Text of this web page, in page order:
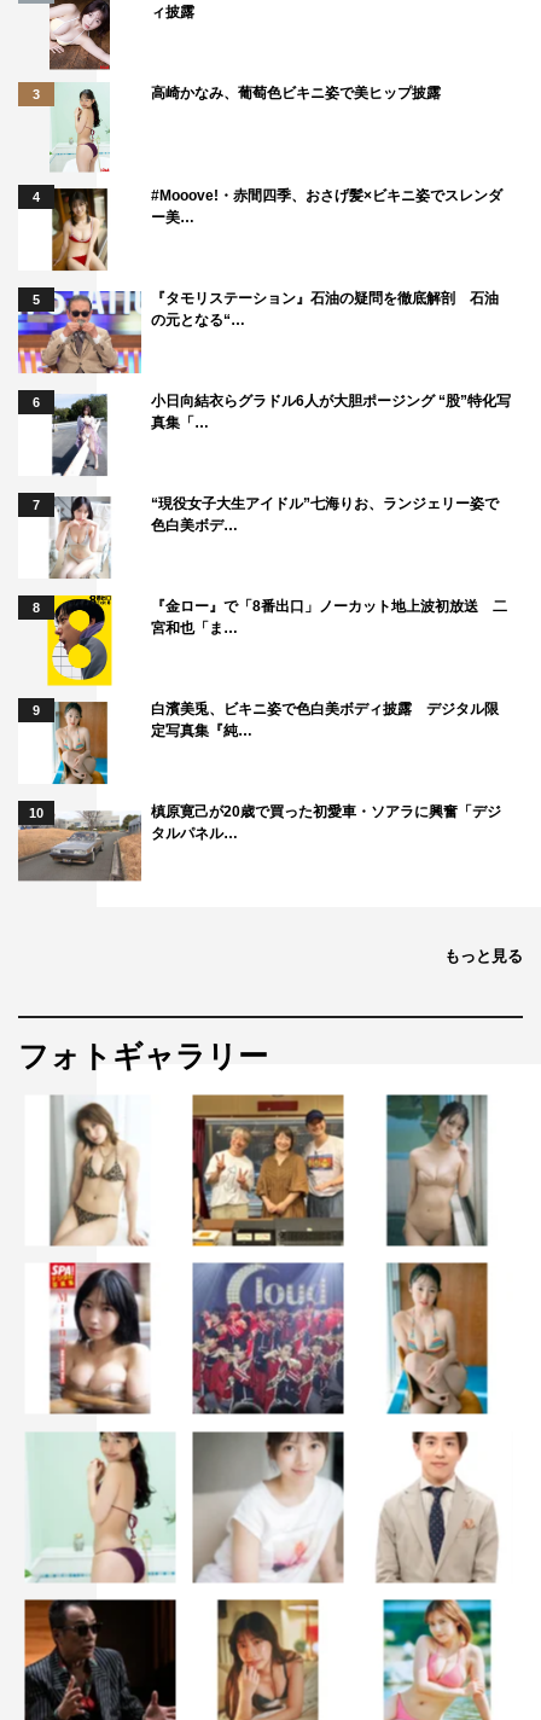
ィ披露
3 高崎かなみ、葡萄色ビキニ姿で美ヒップ披露
4
#Mooove!・赤間四季、おさげ髪×ビキニ姿でスレンダ
ー美…
5
『タモリステーション』石油の疑問を徹底解剖 石油
の元となる“…
6
小日向結衣らグラドル6人が大胆ポージング “股”特化写
真集「…
7
“現役女子大生アイドル”七海りお、ランジェリー姿で
色白美ボデ…
8
『金ロー』で「8番出口」ノーカット地上波初放送 二
宮和也「ま…
9
白濱美兎、ビキニ姿で色白美ボディ披露 デジタル限
定写真集『純…
10
槙原寛己が20歳で買った初愛車・ソアラに興奮「デジ
タルパネル…
もっと見る
フォトギャラリー